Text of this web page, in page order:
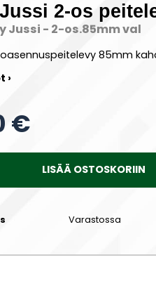
2-os
Jussi - 2-os.85mm val
85mm
›
€
LISÄÄ OSTOSKORIIN
Varastossa